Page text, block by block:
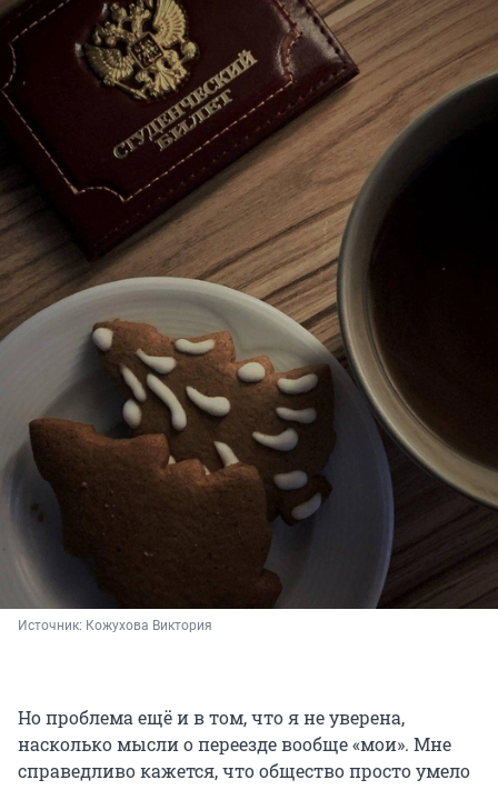
Источник: Кожухова Виктория
Но проблема ещё и в том, что я не уверена,
насколько мысли о переезде вообще «мои». Мне
справедливо кажется, что общество просто умело